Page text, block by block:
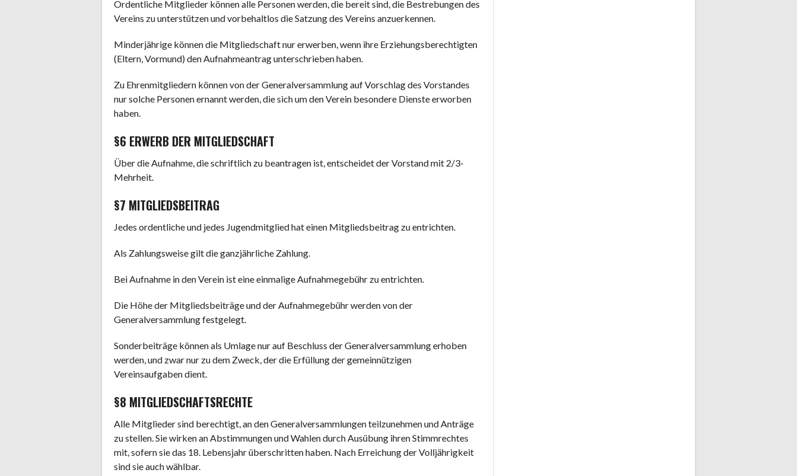
Ordentliche Mitglieder können alle Personen werden, die bereit sind, die Bestrebungen des
Vereins zu unterstützen und vorbehaltlos die Satzung des Vereins anzuerkennen.
Minderjährige können die Mitgliedschaft nur erwerben, wenn ihre Erziehungsberechtigten
(Eltern, Vormund) den Aufnahmeantrag unterschrieben haben.
Zu Ehrenmitgliedern können von der Generalversammlung auf Vorschlag des Vorstandes
nur solche Personen ernannt werden, die sich um den Verein besondere Dienste erworben
haben.
§6 ERWERB DER MITGLIEDSCHAFT
Über die Aufnahme, die schriftlich zu beantragen ist, entscheidet der Vorstand mit 2/3-
Mehrheit.
§7 MITGLIEDSBEITRAG
Jedes ordentliche und jedes Jugendmitglied hat einen Mitgliedsbeitrag zu entrichten.
Als Zahlungsweise gilt die ganzjährliche Zahlung.
Bei Aufnahme in den Verein ist eine einmalige Aufnahmegebühr zu entrichten.
Die Höhe der Mitgliedsbeiträge und der Aufnahmegebühr werden von der
Generalversammlung festgelegt.
Sonderbeiträge können als Umlage nur auf Beschluss der Generalversammlung erhoben
werden, und zwar nur zu dem Zweck, der die Erfüllung der gemeinnützigen
Vereinsaufgaben dient.
§8 MITGLIEDSCHAFTSRECHTE
Alle Mitglieder sind berechtigt, an den Generalversammlungen teilzunehmen und Anträge
zu stellen. Sie wirken an Abstimmungen und Wahlen durch Ausübung ihren Stimmrechtes
mit, sofern sie das 18. Lebensjahr überschritten haben. Nach Erreichung der Volljährigkeit
sind sie auch wählbar.